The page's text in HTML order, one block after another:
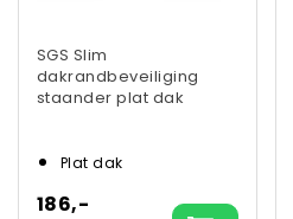
SGS Slim
dakrandbeveiliging
staander plat dak
Plat dak
186,-